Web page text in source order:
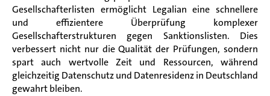
Gesellschafterlisten ermöglicht Legalian eine schnellere
und effizientere Überprüfung komplexer
Gesellschafterstrukturen gegen Sanktionslisten. Dies
verbessert nicht nur die Qualität der Prüfungen, sondern
spart auch wertvolle Zeit und Ressourcen, während
gleichzeitig Datenschutz und Datenresidenz in Deutschland
gewahrt bleiben.